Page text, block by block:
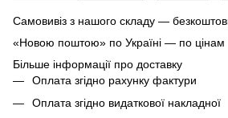
Самовивіз з нашого складу —
«Новою поштою» по Україні — по цінам
Більше інформації про доставку
Оплата згідно рахунку фактури
Оплата згідно видаткової накладної